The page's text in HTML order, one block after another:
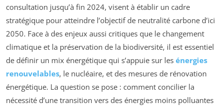
consultation jusqu’à fin 2024, visent à établir un cadre
stratégique pour atteindre l’objectif de neutralité carbone d’ici
2050. Face à des enjeux aussi critiques que le changement
climatique et la préservation de la biodiversité, il est essentiel
de définir un mix énergétique qui s’appuie sur les énergies
renouvelables, le nucléaire, et des mesures de rénovation
énergétique. La question se pose : comment concilier la
nécessité d’une transition vers des énergies moins polluantes